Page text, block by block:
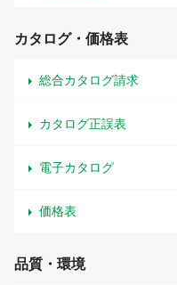
カタログ・価格表
総合カタログ請求
カタログ正誤表
電子カタログ
価格表
品質・環境